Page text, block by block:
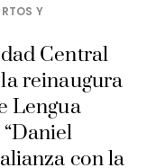
Y
Central
reinaugura
Lengua
con la